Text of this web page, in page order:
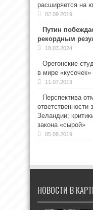
расширяется на
02.09.2019
Путин
рекордным
18.03.2024
Орегонские
в мире
11.07.2019
Перспектива
ответственности
Зеландии;
закона «сырой»
05.08.2019
НОВОСТИ В